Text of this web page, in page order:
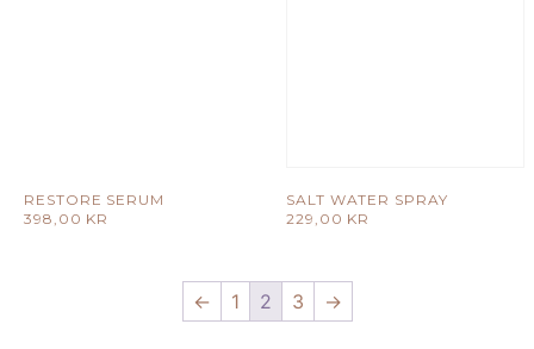
RESTORE SERUM
398,00 KR
SALT WATER SPRAY
229,00 KR
← 1 2 3 →